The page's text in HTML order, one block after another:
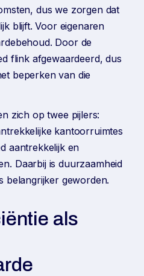
dus we zorgen dat
blijft. Voor eigenaren
Door de
flink afgewaardeerd, dus
beperken van die
zich op twee pijlers:
kantoorruimtes
aantrekkelijk en
Daarbij is duurzaamheid
belangrijker geworden.
als